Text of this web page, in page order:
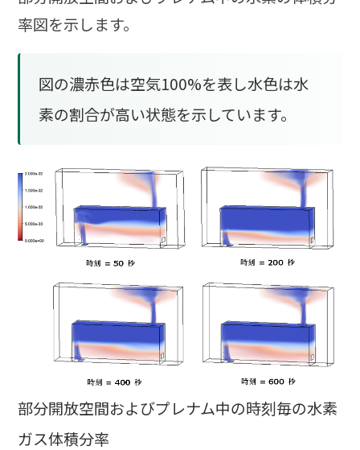
率図を示します。
図の濃赤色は空気100%を表し水色は水
素の割合が高い状態を示しています。
部分開放空間およびプレナム中の時刻毎の水素
ガス体積分率